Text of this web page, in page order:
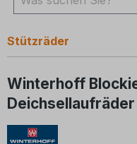
Stützräder
Winterhoff
Deichsellaufräder